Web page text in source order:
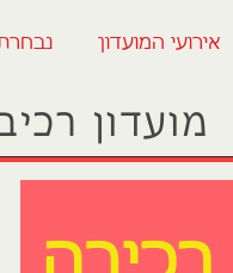
אירועי המועדון
מועדון